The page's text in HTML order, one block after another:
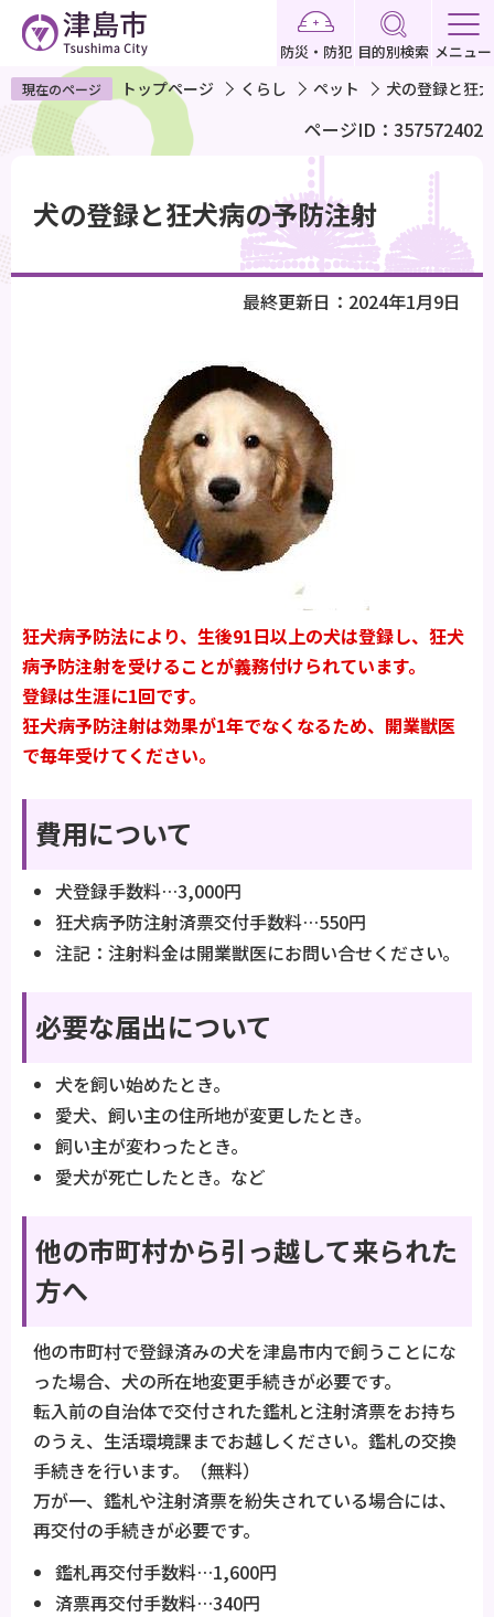
ペ
ー
ジ
で
す
防災・防犯 目的別検索 メニュー
現在のページ トップページ くらし ペット 犬の登録と狂
ページID：357572402
犬の登録と狂犬病の予防注射
最終更新日：2024年1月9日
狂犬病予防法により、生後91日以上の犬は登録し、狂犬
病予防注射を受けることが義務付けられています。
登録は生涯に1回です。
狂犬病予防注射は効果が1年でなくなるため、開業獣医
で毎年受けてください。
費用について
犬登録手数料…3,000円
狂犬病予防注射済票交付手数料…550円
注記：注射料金は開業獣医にお問い合せください｡
必要な届出について
犬を飼い始めたとき。
愛犬、飼い主の住所地が変更したとき。
飼い主が変わったとき。
愛犬が死亡したとき。など
他の市町村から引っ越して来られた
方へ
他の市町村で登録済みの犬を津島市内で飼うことにな
った場合、犬の所在地変更手続きが必要です。
転入前の自治体で交付された鑑札と注射済票をお持ち
のうえ、生活環境課までお越しください。鑑札の交換
手続きを行います。（無料）
万が一、鑑札や注射済票を紛失されている場合には、
再交付の手続きが必要です。
鑑札再交付手数料…1,600円
済票再交付手数料…340円